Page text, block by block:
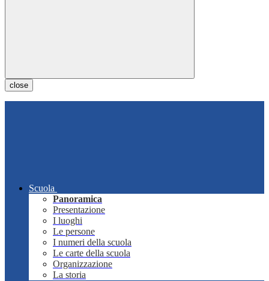
close
Scuola
Panoramica
Presentazione
I luoghi
Le persone
I numeri della scuola
Le carte della scuola
Organizzazione
La storia